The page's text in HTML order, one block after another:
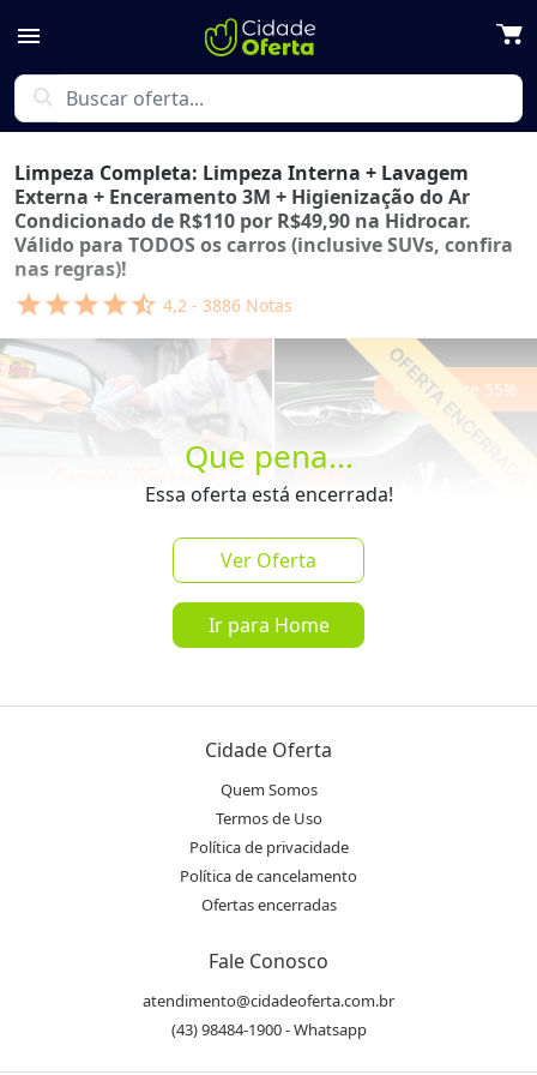
menu
search
Que pena...
Essa oferta está encerrada!
Ver Oferta
Ir para Home
Limpeza Completa: Limpeza Interna + Lavagem
Externa + Enceramento 3M + Higienização do Ar
Condicionado de R$110 por R$49,90 na Hidrocar.
Válido para TODOS os carros (inclusive SUVs, confira
nas regras)!
starstarstarstarstar_half 4,2 - 3886 Notas
Economize 55%
Mais de 100 Vendidos
Oferta encerrada
Receba as novidades do Cidade
Oferta no seu WhatsApp!
Inscrever-se
Cidade Oferta
Quem Somos
Termos de Uso
Política de privacidade
Política de cancelamento
Ofertas encerradas
Fale Conosco
atendimento@cidadeoferta.com.br
(43) 98484-1900 - Whatsapp